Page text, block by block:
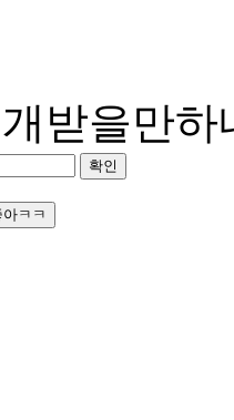
받을만하
확인
ㅋㅋ